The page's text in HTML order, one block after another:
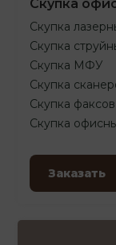
Скупка
Скупка
Скупка
Скупка МФУ
Скупка
Скупка факсов
Скупка
Заказать